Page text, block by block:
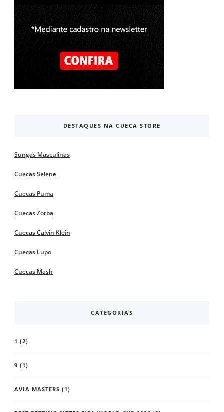
DESTAQUES NA CUECA STORE
Sungas Masculinas
Cuecas Selene
Cuecas Puma
Cuecas Zorba
Cuecas Calvin Klein
Cuecas Lupo
Cuecas Mash
CATEGORIAS
1 (2)
9 (1)
AVIA MASTERS (1)